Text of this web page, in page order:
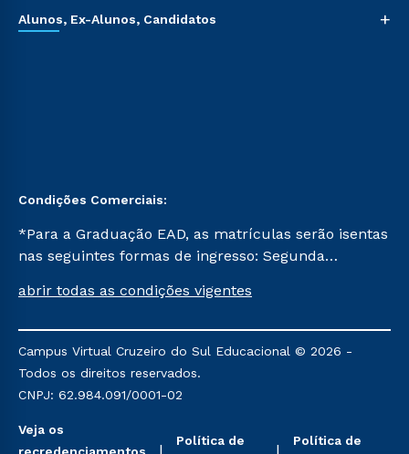
Alunos, Ex-Alunos, Candidatos +
Condições Comerciais:
*Para a Graduação EAD, as matrículas serão isentas
nas seguintes formas de ingresso: Segunda
Já para as demais, a taxa de matrícula será de R$
mencionadas são referentes aos cursos: Ensino
Religioso, Geografia para a Docência e Metodologia
do Ensino de História: Questões Atuais.
abrir todas as condições vigentes
Campus Virtual Cruzeiro do Sul Educacional © 2026 -
Todos os direitos reservados.
CNPJ: 62.984.091/0001-02
Veja os
Política de Política de